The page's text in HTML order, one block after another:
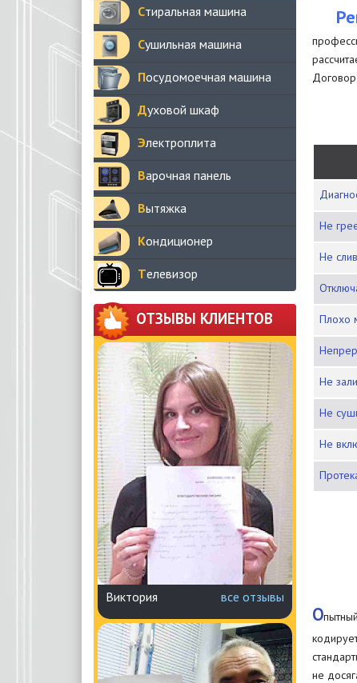
Стиральная машина
Сушильная машина
Посудомоечная машина
Духовой шкаф
Электроплита
Варочная панель
Вытяжка
Кондиционер
Телевизор
ОТЗЫВЫ КЛИЕНТОВ
Виктория все отзывы
Договор
Не
Не
Плохо
Не
Не
Не
О
не